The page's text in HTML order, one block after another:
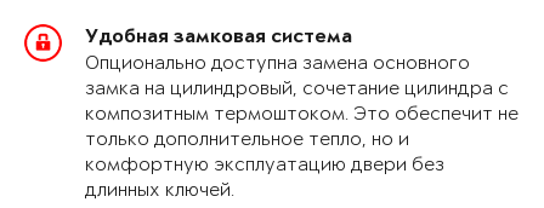
Удобная замковая система
Опционально доступна замена основного
замка на цилиндровый, сочетание цилиндра с
композитным термоштоком. Это обеспечит не
только дополнительное тепло, но и
комфортную эксплуатацию двери без
длинных ключей.